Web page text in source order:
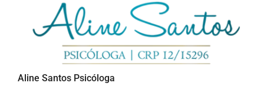
Aline Santos Psicóloga